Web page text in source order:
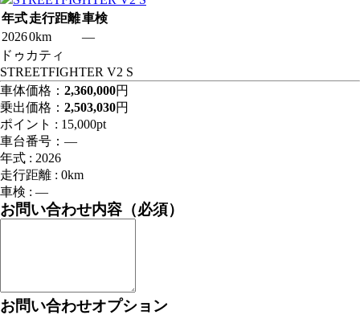
年式走行距離車検
20260km
―
ドゥカティ
STREETFIGHTER V2 S
車体価格： 2,360,000円
乗出価格： 2,503,030円
ポイント : 15,000pt
車台番号：―
年式 : 2026
走行距離 : 0km
車検 : ―
お問い合わせ内容 （必須）
お問い合わせオプション